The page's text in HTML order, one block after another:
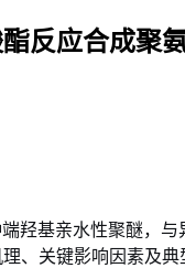
反应合成聚
端羟基亲水性聚醚，与
、关键影响因素及典